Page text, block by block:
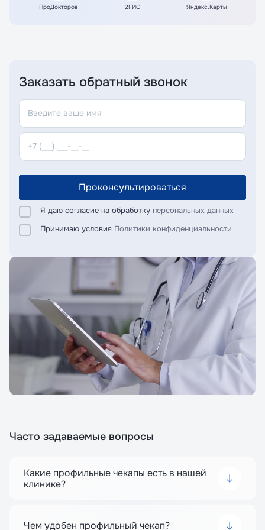
ПроДокторов 2ГИС Яндекс.Карты
Заказать обратный звонок
Проконсультироваться
Я даю согласие на обработку персональных данных
Принимаю условия Политики конфиденциальности
Часто задаваемые вопросы
Какие профильные чекапы есть в нашей
клинике?
организма. Среди них кардиологический чекап для
Чем удобен профильный чекап?